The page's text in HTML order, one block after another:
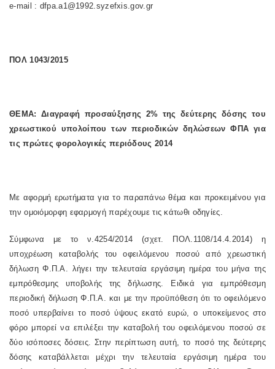
e-mail : dfpa.a1@1992.syzefxis.gov.gr
ΠΟΛ 1043/2015
ΘΕΜΑ: Διαγραφή προσαύξησης 2% της δεύτερης δόσης του
χρεωστικού υπολοίπου των περιοδικών δηλώσεων ΦΠΑ για
τις πρώτες φορολογικές περιόδους 2014
Με αφορμή ερωτήματα για το παραπάνω θέμα και προκειμένου για
την ομοιόμορφη εφαρμογή παρέχουμε τις κάτωθι οδηγίες.
Σύμφωνα με το ν.4254/2014 (σχετ. ΠΟΛ.1108/14.4.2014) η
υποχρέωση καταβολής του οφειλόμενου ποσού από χρεωστική
δήλωση Φ.Π.Α. λήγει την τελευταία εργάσιμη ημέρα του μήνα της
εμπρόθεσμης υποβολής της δήλωσης. Ειδικά για εμπρόθεσμη
περιοδική δήλωση Φ.Π.Α. και με την προϋπόθεση ότι το οφειλόμενο
ποσό υπερβαίνει το ποσό ύψους εκατό ευρώ, ο υποκείμενος στο
φόρο μπορεί να επιλέξει την καταβολή του οφειλόμενου ποσού σε
δύο ισόποσες δόσεις. Στην περίπτωση αυτή, το ποσό της δεύτερης
δόσης καταβάλλεται μέχρι την τελευταία εργάσιμη ημέρα του